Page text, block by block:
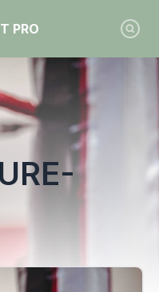
PRO
faure-muntian"